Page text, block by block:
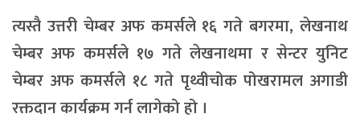
त्यस्तै उत्तरी चेम्बर अफ कमर्सले १६ गते बगरमा, लेखनाथ
चेम्बर अफ कमर्सले १७ गते लेखनाथमा र सेन्टर युनिट
चेम्बर अफ कमर्सले १८ गते पृथ्वीचोक पोखरामल अगाडी
रक्तदान कार्यक्रम गर्न लागेको हो ।